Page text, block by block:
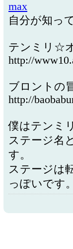
max
自分が知っ
テンミリ☆
http://
ブロントの
http://
僕はテンミ
ステージ名
す。
ステージは
っぽいです。